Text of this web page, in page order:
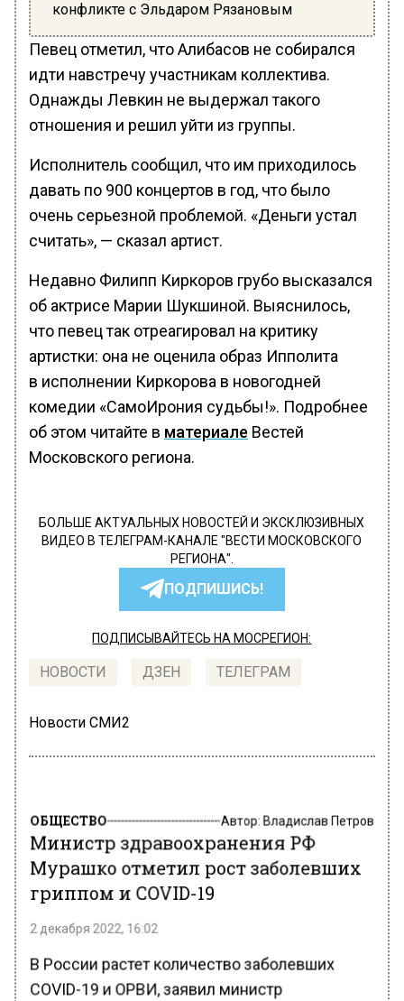
конфликте с Эльдаром Рязановым
Певец отметил, что Алибасов не собирался
идти навстречу участникам коллектива.
Однажды Левкин не выдержал такого
отношения и решил уйти из группы.
Исполнитель сообщил, что им приходилось
давать по 900 концертов в год, что было
очень серьезной проблемой. «Деньги устал
считать», — сказал артист.
Недавно Филипп Киркоров грубо высказался
об актрисе Марии Шукшиной. Выяснилось,
что певец так отреагировал на критику
артистки: она не оценила образ Ипполита
в исполнении Киркорова в новогодней
комедии «СамоИрония судьбы!». Подробнее
об этом читайте в материале Вестей
Московского региона.
БОЛЬШЕ АКТУАЛЬНЫХ НОВОСТЕЙ И ЭКСКЛЮЗИВНЫХ
ВИДЕО В ТЕЛЕГРАМ-КАНАЛЕ "ВЕСТИ МОСКОВСКОГО
РЕГИОНА".
ПОДПИШИСЬ!
ПОДПИСЫВАЙТЕСЬ НА МОСРЕГИОН:
НОВОСТИ ДЗЕН ТЕЛЕГРАМ
Новости СМИ2
ОБЩЕСТВО Автор: Владислав Петров
Министр здравоохранения РФ
Мурашко отметил рост заболевших
гриппом и COVID-19
2 декабря 2022, 16:02
В России растет количество заболевших
COVID-19 и ОРВИ, заявил министр